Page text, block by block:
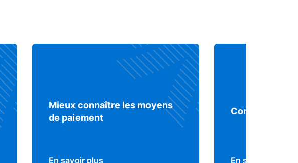
Mieux connaître les moyens
de paiement
En savoir plus
Comprendre
En savoir plus